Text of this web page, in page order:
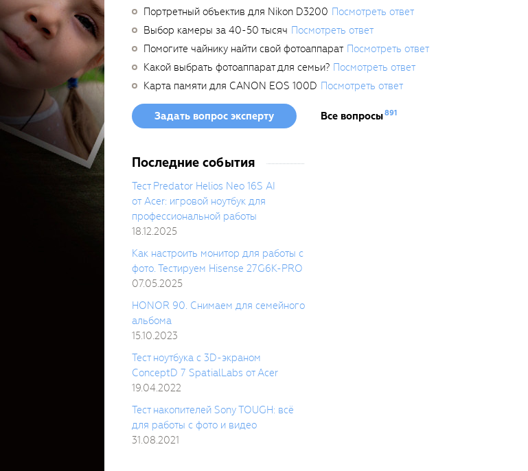
Портретный объектив для Nikon D3200 Посмотреть ответ
Выбор камеры за 40-50 тысяч Посмотреть ответ
Помогите чайнику найти свой фотоаппарат Посмотреть ответ
Какой выбрать фотоаппарат для семьи? Посмотреть ответ
Карта памяти для CANON EOS 100D Посмотреть ответ
Задать вопрос эксперту Все вопросы891
Последние события
Тест Predator Helios Neo 16S AI
от Acer: игровой ноутбук для
профессиональной работы
18.12.2025
Как настроить монитор для работы с
фото. Тестируем Hisense 27G6K-PRO
07.05.2025
HONOR 90. Снимаем для семейного
альбома
15.10.2023
Тест ноутбука c 3D-экраном
ConceptD 7 SpatialLabs от Acer
19.04.2022
Тест накопителей Sony TOUGH: всё
для работы с фото и видео
31.08.2021